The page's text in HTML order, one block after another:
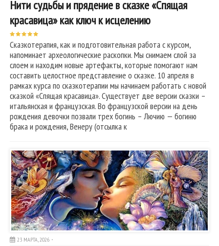
Нити судьбы и прядение в сказке «Спящая
красавица» как ключ к исцелению
Сказкотерапия, как и подготовительная работа с курсом,
напоминает археологические раскопки. Мы снимаем слой за
слоем и находим новые артефакты, которые помогают нам
составить целостное представление о сказке. 10 апреля в
рамках курса по сказкотерапии мы начинаем работать с новой
сказкой «Спящая красавица». Существует две версии сказки –
итальянская и французская. Во французской версии на день
рождения девочки позвали трех богинь – Лючию — богиню
брака и рождения, Венеру (отсылка к
23 МАРТА, 2026